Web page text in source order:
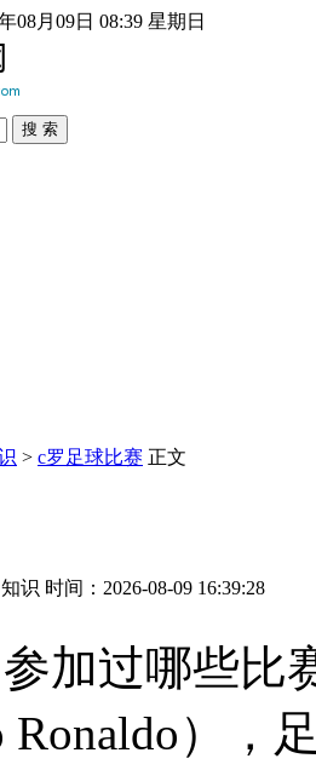
08月09日 08:39 星期日
搜 索
> c罗足球比赛 正文
识 时间：2026-08-09 16:39:28
加过哪些比
Ronaldo）